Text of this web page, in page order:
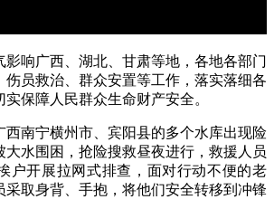
响广西、湖北、甘肃等地，各地各部门
伤员救治、群众安置等工作，落实落细各
保障人民群众生命财产安全。
南宁横州市、宾阳县的多个水库出现险
大水围困，抢险搜救昼夜进行，救援人员
户开展拉网式排查，面对行动不便的老
采取身背、手抱，将他们安全转移到冲锋